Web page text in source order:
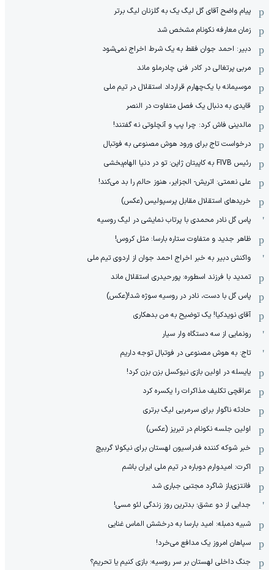
پیام واضح آقای گل لیگ یک به گلزنان لیگ برتر
زمان معارفه نکونام مشخص شد
دبیر: احمد جوان فقط به یک شرط اخراج نمی‌شود
مربی پرتغالی در کادر فنی چادرملو ماند
موسیمانه با یک‌چهارم قرارداد استقلال در تیم ملی
قایدی به دنبال یک فصل متفاوت در النصر
مالدینی فاش کرد: چرا پپ و آنچلوتی نه گفتند!
درخواست تاج برای ورود هوش مصنوعی به فوتبال
رئیس FIVB به کاپیتان ژاپن: تو در دنیا الهام‌بخشی
علی نعمتی: اتریش- الجزایر، هنوز حالم را بد می‌کند!
خریدهای استقلال مقابل پرسپولیس (عکس)
پاس گل نادر محمدی با پرتاب نمایشی در لیگ روسیه
ظاهر جدید و متفاوت ستاره بارسا: مثل کروس!
واکنش دبیر به خبر اخراج احمد جوان از اردوی تیم ملی
تمدید با فرزند اسطوره: پورحیدری استقلال ماند
پاس گل با دست، نادر در روسیه سوژه شد!(عکس)
آقای نویدکیا! یک توضیح به من بدهکاری
رونمایی از سه دستگاه وار سیار
تاج: به هوش مصنوعی در فوتبال توجه داریم
یایسله در اولین بازی نیوکسل بزن بزن کرد!
عراقچی تکلیف مذاکرات را یکسره کرد
حادثه ناگوار برای سرمربی لیگ برتری
اولین جلسه نکونام در تبریز (عکس)
خبر شوکه کننده فدراسیون لهستان برای نیکولا گربیچ
اکرت: امیدوارم دوباره در تیم ملی ایران باشم
فانتزی‌باز شاگرد مجتبی جباری شد
جدایی از دو عشق؛ بدترین روز زندگی لئو مسی!
شبیه دمبله: امید بارسا به درخشش الماس غنایی
سپاهان امروز یک مدافع می‌خرد!
جنگ داخلی لهستان بر سر روسیه: بازی کنیم یا تحریم؟